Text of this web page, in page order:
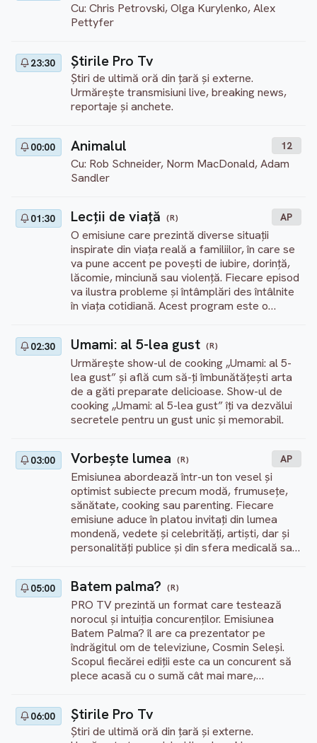
Cu: Chris Petrovski, Olga Kurylenko, Alex
Pettyfer
23:30 Ştirile Pro Tv
Știri de ultimă oră din țară și externe.
Urmărește transmisiuni live, breaking news,
reportaje și anchete.
00:00 Animalul 12
Cu: Rob Schneider, Norm MacDonald, Adam
Sandler
01:30 Lecţii de viaţă (R) AP
O emisiune care prezintă diverse situații
inspirate din viața reală a familiilor, în care se
va pune accent pe povești de iubire, dorință,
lăcomie, minciună sau violență. Fiecare episod
va ilustra probleme și întâmplări des întâlnite
în viața cotidiană. Acest program este o
02:30 Umami: al 5-lea gust (R)
Urmărește show-ul de cooking „Umami: al 5-
lea gust” și află cum să-ți îmbunătățești arta
de a găti preparate delicioase. Show-ul de
cooking „Umami: al 5-lea gust” îți va dezvălui
secretele pentru un gust unic și memorabil.
03:00 Vorbeşte lumea (R) AP
Emisiunea abordează într-un ton vesel și
optimist subiecte precum modă, frumusețe,
sănătate, cooking sau parenting. Fiecare
emisiune aduce în platou invitați din lumea
mondenă, vedete și celebrități, artiști, dar și
personalități publice și din sfera medicală sau
05:00 Batem palma? (R)
PRO TV prezintă un format care testează
norocul și intuiția concurenților. Emisiunea
Batem Palma? îl are ca prezentator pe
îndrăgitul om de televiziune, Cosmin Seleși.
Scopul fiecărei ediții este ca un concurent să
plece acasă cu o sumă cât mai mare,
prestația concurentului pe parcusul showului.
Un alt element surpriză este banca. Parcursul
06:00 Ştirile Pro Tv
Știri de ultimă oră din țară și externe.